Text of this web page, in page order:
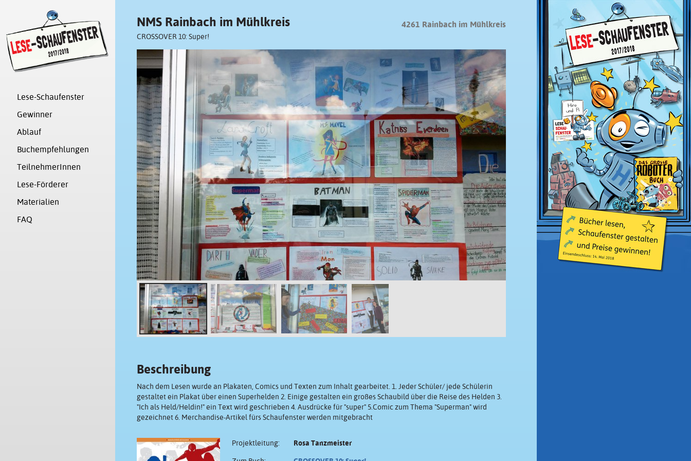
Lese-Schaufenster
Gewinner
Ablauf
Buchempfehlungen
TeilnehmerInnen
Lese-Förderer
Materialien
FAQ
NMS Rainbach im Mühlkreis 4261 Rainbach im Mühlkreis
CROSSOVER 10: Super!
Beschreibung
Nach dem Lesen wurde an Plakaten, Comics und Texten zum Inhalt gearbeitet. 1. Jeder Schüler/ jede Schülerin
gestaltet ein Plakat über einen Superhelden 2. Einige gestalten ein großes Schaubild über die Reise des Helden 3.
"Ich als Held/Heldin!" ein Text wird geschrieben 4. Ausdrücke für "super" 5.Comic zum Thema "Superman" wird
gezeichnet 6. Merchandise-Artikel fürs Schaufenster werden mitgebracht
Projektleitung: Rosa Tanzmeister